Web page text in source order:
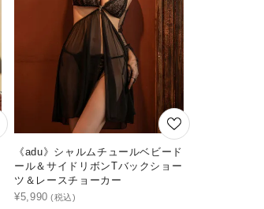
《adu》シャルムチュールベビード
ール＆サイドリボンTバックショー
ツ＆レースチョーカー
¥5,990